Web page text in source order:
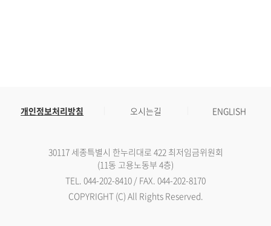
개인정보처리방침 오시는길 ENGLISH
30117 세종특별시 한누리대로 422 최저임금위원회
(11동 고용노동부 4층)
TEL. 044-202-8410 / FAX. 044-202-8170
COPYRIGHT (C) All Rights Reserved.